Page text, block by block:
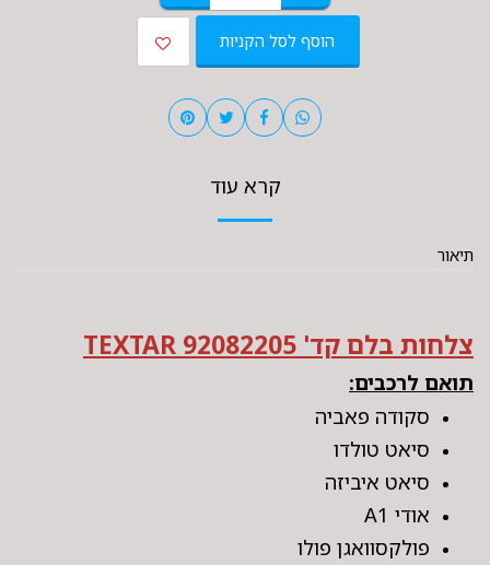
הוסף לסל הקניות
קרא עוד
תיאור
צלחות בלם קד' TEXTAR 92082205
תואם לרכבים:
סקודה פאביה
סיאט טולדו
סיאט איביזה
אודי A1
פולקסוואגן פולו